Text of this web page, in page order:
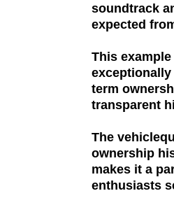
soundtrack
expected
This
term
transparent
The
ownership
makes it a
enthusiasts